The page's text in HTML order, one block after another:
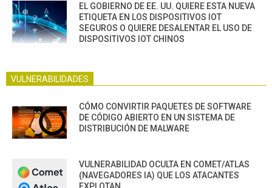
EL GOBIERNO DE EE. UU. QUIERE ESTA NUEVA
ETIQUETA EN LOS DISPOSITIVOS IOT
SEGUROS O QUIERE DESALENTAR EL USO DE
DISPOSITIVOS IOT CHINOS
VULNERABILIDADES
CÓMO CONVIRTIR PAQUETES DE SOFTWARE
DE CÓDIGO ABIERTO EN UN SISTEMA DE
DISTRIBUCIÓN DE MALWARE
VULNERABILIDAD OCULTA EN COMET/ATLAS
(NAVEGADORES IA) QUE LOS ATACANTES
EXPLOTAN